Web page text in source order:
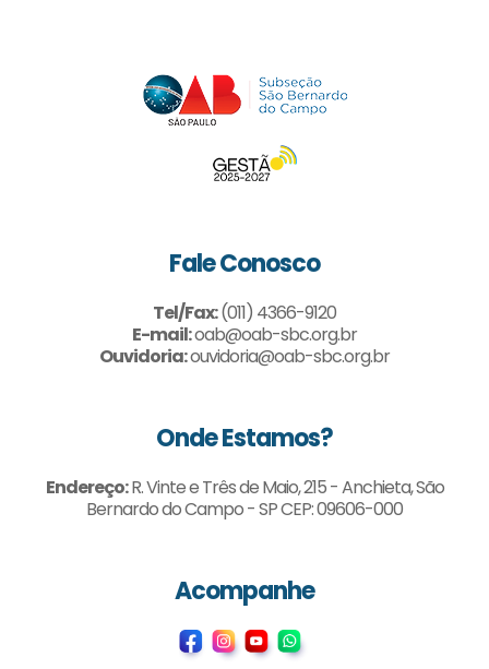
Fale Conosco
Tel/Fax:(011) 4366-9120
E-mail:oab@oab-sbc.org.br
Ouvidoria:ouvidoria@oab-sbc.org.br
Onde Estamos?
Endereço:R. Vinte e Três de Maio, 215 - Anchieta, São
Bernardo do Campo - SP CEP: 09606-000
Acompanhe